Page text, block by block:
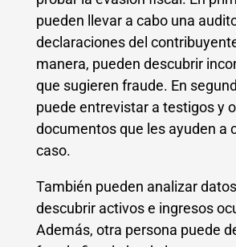
pueden llevar a cabo una
declaraciones del
manera, pueden descubrir
que sugieren fraude. En
puede entrevistar a testigos y
documentos que les ayuden a
caso.
También pueden analizar
descubrir activos e ingresos
Además, otra persona puede